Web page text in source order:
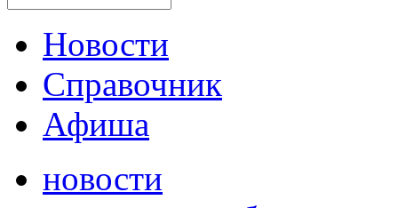
Новости
Справочник
Афиша
новости